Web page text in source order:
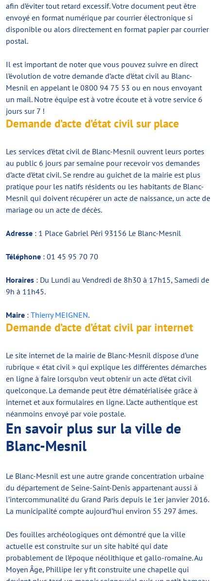
afin d’éviter tout retard excessif. Votre document peut être
envoyé en format numérique par courrier électronique si
disponible ou alors directement en format papier par courrier
postal.
Il est important de noter que vous pouvez suivre en direct
l’évolution de votre demande d’acte d’état civil au Blanc-
Mesnil en appelant le 0800 94 75 53 ou en nous envoyant
un mail. Notre équipe est à votre écoute et à votre service 6
jours sur 7 !
Demande d’acte d’état civil sur place
Les services d’état civil de Blanc-Mesnil ouvrent leurs portes
au public 6 jours par semaine pour recevoir vos demandes
d’acte d’état civil. Se rendre au guichet de la mairie est plus
pratique pour les natifs résidents ou les habitants de Blanc-
Mesnil qui doivent récupérer un acte de naissance, un acte de
mariage ou un acte de décès.
Adresse : 1 Place Gabriel Péri 93156 Le Blanc-Mesnil
Téléphone : 01 45 95 70 70
Horaires : Du Lundi au Vendredi de 8h30 à 17h15, Samedi de
9h à 11h45.
Maire : Thierry MEIGNEN.
Demande d’acte d’état civil par internet
Le site internet de la mairie de Blanc-Mesnil dispose d’une
rubrique « état civil » qui explique les différentes démarches
en ligne à faire lorsqu’on veut obtenir un acte d’état civil
quelconque. La demande peut être dématérialisée grâce à
internet et aux formulaires en ligne. L’acte authentique est
néanmoins envoyé par voie postale.
En savoir plus sur la ville de
Blanc-Mesnil
Le Blanc-Mesnil est une autre grande concentration urbaine
du département de Seine-Saint-Denis appartenant aussi à
l’intercommunalité du Grand Paris depuis le 1er janvier 2016.
La municipalité compte aujourd’hui environ 55 297 âmes.
Des fouilles archéologiques ont démontré que la ville
actuelle est construite sur un site habité qui date
probablement de l’époque néolithique et gallo-romaine. Au
Moyen Âge, Phillipe Ier y fit construite une chapelle qui